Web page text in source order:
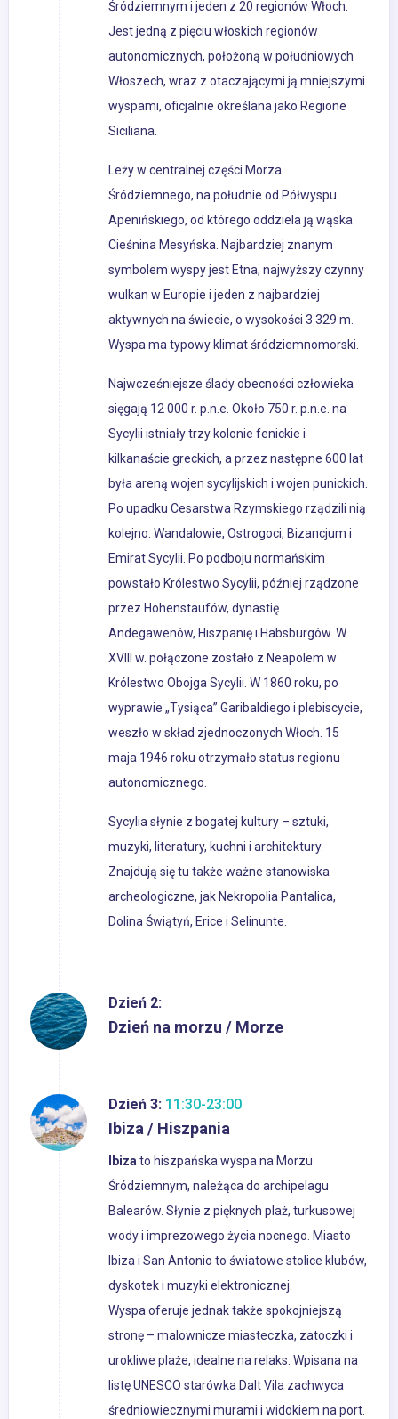
Śródziemnym i jeden z 20 regionów Włoch.
Jest jedną z pięciu włoskich regionów
autonomicznych, położoną w południowych
Włoszech, wraz z otaczającymi ją mniejszymi
wyspami, oficjalnie określana jako Regione
Siciliana.
Leży w centralnej części Morza
Śródziemnego, na południe od Półwyspu
Apenińskiego, od którego oddziela ją wąska
Cieśnina Mesyńska. Najbardziej znanym
symbolem wyspy jest Etna, najwyższy czynny
wulkan w Europie i jeden z najbardziej
aktywnych na świecie, o wysokości 3 329 m.
Wyspa ma typowy klimat śródziemnomorski.
Najwcześniejsze ślady obecności człowieka
sięgają 12 000 r. p.n.e. Około 750 r. p.n.e. na
Sycylii istniały trzy kolonie fenickie i
kilkanaście greckich, a przez następne 600 lat
była areną wojen sycylijskich i wojen punickich.
Po upadku Cesarstwa Rzymskiego rządzili nią
kolejno: Wandalowie, Ostrogoci, Bizancjum i
Emirat Sycylii. Po podboju normańskim
powstało Królestwo Sycylii, później rządzone
przez Hohenstaufów, dynastię
Andegawenów, Hiszpanię i Habsburgów. W
XVIII w. połączone zostało z Neapolem w
Królestwo Obojga Sycylii. W 1860 roku, po
wyprawie „Tysiąca” Garibaldiego i plebiscycie,
weszło w skład zjednoczonych Włoch. 15
maja 1946 roku otrzymało status regionu
autonomicznego.
Sycylia słynie z bogatej kultury – sztuki,
muzyki, literatury, kuchni i architektury.
Znajdują się tu także ważne stanowiska
archeologiczne, jak Nekropolia Pantalica,
Dolina Świątyń, Erice i Selinunte.
Dzień 2:
Dzień na morzu / Morze
Dzień 3: 11:30-23:00
Ibiza / Hiszpania
Ibizato hiszpańska wyspa na Morzu
Śródziemnym, należąca do archipelagu
Balearów. Słynie z pięknych plaż, turkusowej
wody i imprezowego życia nocnego. Miasto
Ibiza i San Antonio to światowe stolice klubów,
dyskotek i muzyki elektronicznej.
Wyspa oferuje jednak także spokojniejszą
stronę – malownicze miasteczka, zatoczki i
urokliwe plaże, idealne na relaks. Wpisana na
listę UNESCO starówka Dalt Vila zachwyca
średniowiecznymi murami i widokiem na port.